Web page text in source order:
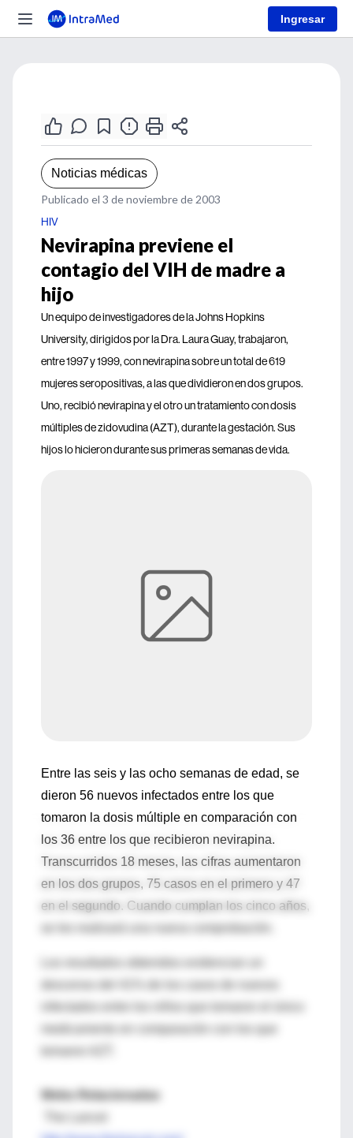
Ingresar
Noticias médicas
Publicado el 3 de noviembre de 2003
HIV
Nevirapina previene el
contagio del VIH de madre a
hijo
Un equipo de investigadores de la Johns Hopkins
University, dirigidos por la Dra. Laura Guay, trabajaron,
entre 1997 y 1999, con nevirapina sobre un total de 619
mujeres seropositivas, a las que dividieron en dos grupos.
Uno, recibió nevirapina y el otro un tratamiento con dosis
múltiples de zidovudina (AZT), durante la gestación. Sus
hijos lo hicieron durante sus primeras semanas de vida.
Entre las seis y las ocho semanas de edad, se
dieron 56 nuevos infectados entre los que
tomaron la dosis múltiple en comparación con
los 36 entre los que recibieron nevirapina.
Transcurridos 18 meses, las cifras aumentaron
en los dos grupos, 75 casos en el primero y 47
en el segundo. Cuando cumplan los cinco años,
Webs Relacionadas